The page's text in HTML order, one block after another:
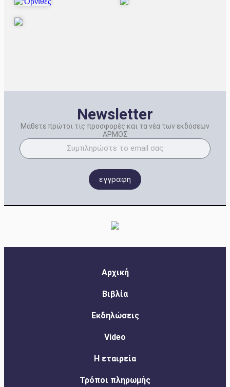
Newsletter
Μάθετε πρώτοι τις προσφορές και τα νέα των εκδόσεων
ΑΡΜΟΣ
εγγραφη
Αρχική
Βιβλία
Εκδηλώσεις
Video
Η εταιρεία
Τρόποι πληρωμής